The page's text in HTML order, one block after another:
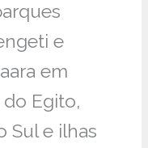
e
em
Egito,
Sul e ilhas